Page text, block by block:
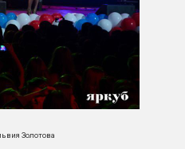
Золотова